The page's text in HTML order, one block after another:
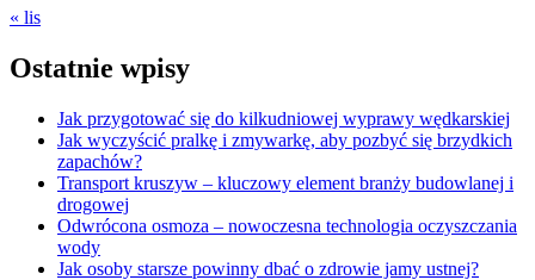
« lis
Ostatnie wpisy
Jak przygotować się do kilkudniowej wyprawy wędkarskiej
Jak wyczyścić pralkę i zmywarkę, aby pozbyć się brzydkich
zapachów?
Transport kruszyw – kluczowy element branży budowlanej i
drogowej
Odwrócona osmoza – nowoczesna technologia oczyszczania
wody
Jak osoby starsze powinny dbać o zdrowie jamy ustnej?